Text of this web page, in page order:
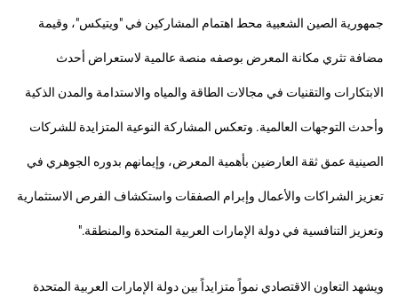
جمهورية الصين الشعبية محط اهتمام المشاركين في "ويتيكس"، وقيمة
مضافة تثري مكانة المعرض بوصفه منصة عالمية لاستعراض أحدث
الابتكارات والتقنيات في مجالات الطاقة والمياه والاستدامة والمدن الذكية
وأحدث التوجهات العالمية. وتعكس المشاركة النوعية المتزايدة للشركات
الصينية عمق ثقة العارضين بأهمية المعرض، وإيمانهم بدوره الجوهري في
تعزيز الشراكات والأعمال وإبرام الصفقات واستكشاف الفرص الاستثمارية
وتعزيز التنافسية في دولة الإمارات العربية المتحدة والمنطقة."
ويشهد التعاون الاقتصادي نمواً متزايداً بين دولة الإمارات العربية المتحدة